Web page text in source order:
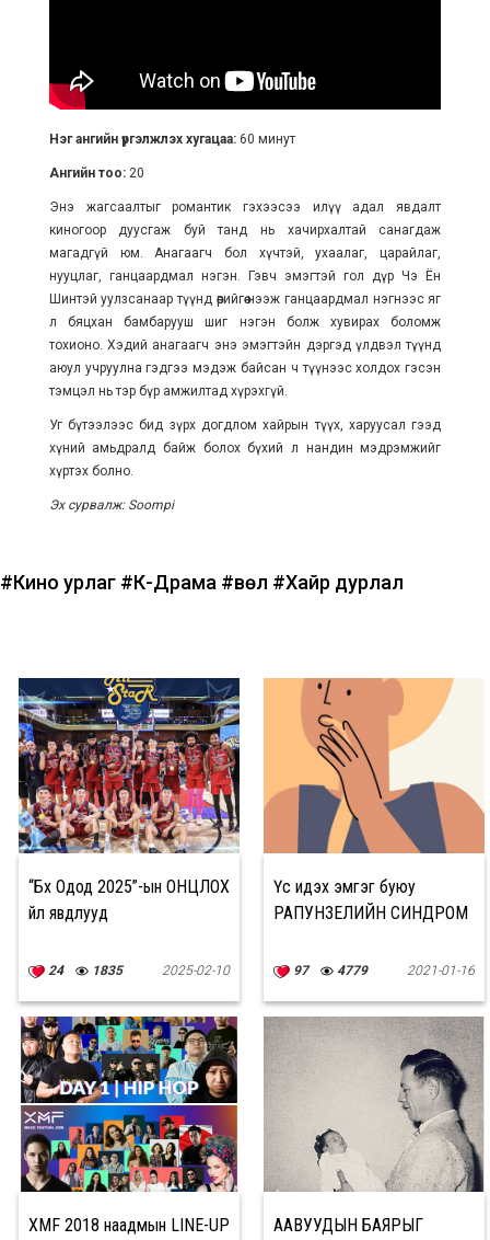
Нэг ангийн үргэлжлэх хугацаа: 60 минут
Ангийн тоо:20
Энэ жагсаалтыг романтик гэхээсээ илүү адал явдалт
киногоор дуусгаж буй танд нь хачирхалтай санагдаж
магадгүй юм. Анагаагч бол хүчтэй, ухаалаг, царайлаг,
нууцлаг, ганцаардмал нэгэн. Гэвч эмэгтэй гол дүр Чэ Ён
Шинтэй уулзсанаар түүнд өөрийгөө нээж ганцаардмал нэгнээс яг
л бяцхан бамбарууш шиг нэгэн болж хувирах боломж
тохионо. Хэдий анагаагч энэ эмэгтэйн дэргэд үлдвэл түүнд
аюул учруулна гэдгээ мэдэж байсан ч түүнээс холдох гэсэн
тэмцэл нь тэр бүр амжилтад хүрэхгүй.
Уг бүтээлээс бид зүрх догдлом хайрын түүх, харуусал гээд
хүний амьдралд байж болох бүхий л нандин мэдрэмжийг
хүртэх болно.
Эх сурвалж: Soompi
#Кино урлаг #К-Драма #Өвөл #Хайр дурлал
“Бүх Одод 2025”-ын ОНЦЛОХ
үйл явдлууд
24 1835 2025-02-10
Үс идэх эмгэг буюу
РАПУНЗЕЛИЙН СИНДРОМ
97 4779 2021-01-16
XMF 2018 наадмын LINE-UP ААВУУДЫН БАЯРЫГ